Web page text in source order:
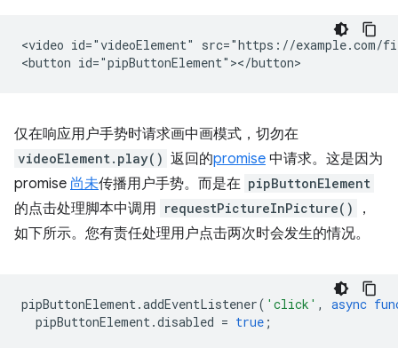
<video id="videoElement" src="https://example.com/
仅在响应用户手势时请求画中画模式，切勿在
videoElement.play() 返回的promise 中请求。这是因为
promise 尚未传播用户手势。而是在 pipButtonElement
的点击处理脚本中调用 requestPictureInPicture()
，
如下所示。您有责任处理用户点击两次时会发生的情况。
pipButtonElement.addEventListener( 'click' , async
pipButtonElement.disabled = true ;